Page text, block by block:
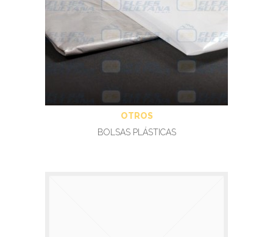
OTROS
BOLSAS PLÁSTICAS